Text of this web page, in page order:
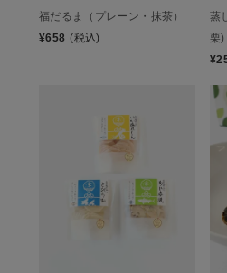
福だるま（プレーン・抹茶）
¥658 (税込)
蒸
栗)
¥